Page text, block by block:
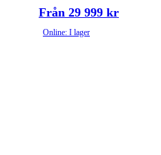
Från 29 999 kr
Online: I lager